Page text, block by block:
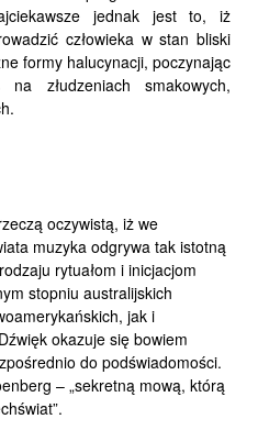
jednak jest to, iż
człowieka w stan bliski
formy halucynacji, poczynając
złudzeniach smakowych,
oczywistą, iż we
muzyka odgrywa tak istotną
rytuałom i inicjacjom
stopniu australijskich
jak i
okazuje się bowiem
do podświadomości.
– „sekretną mową, którą